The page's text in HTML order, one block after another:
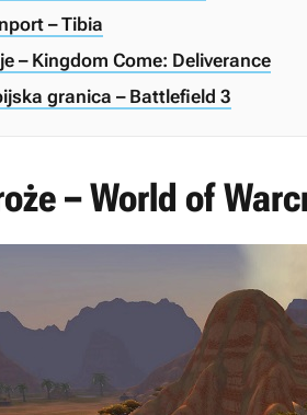
– Tibia
– Kingdom Come: Deliverance
granica – Battlefield 3
– World of